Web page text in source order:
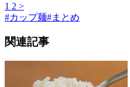
1 2 >
#カップ麺#まとめ
関連記事